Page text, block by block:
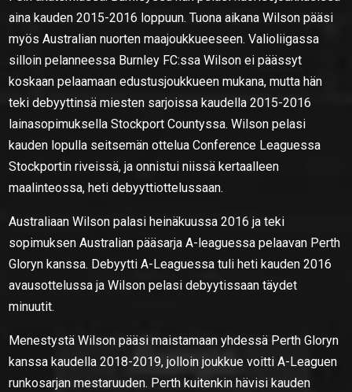
aina kauden 2015-2016 loppuun. Tuona aikana Wilson pääsi
myös Australian nuorten maajoukkueeseen. Valioliigassa
silloin pelanneessa Burnley FC:ssa Wilson ei päässyt
koskaan pelaamaan edustusjoukkueen mukana, mutta hän
teki debyyttinsä miesten sarjoissa kaudella 2015-2016
lainasopimuksella Stockport Countyssa. Wilson pelasi
kauden lopulla seitsemän ottelua Conference Leaguessa
Stockportin riveissä, ja onnistui niissä kertaalleen
maalinteossa, heti debyyttiottelussaan.
Australiaan Wilson palasi heinäkuussa 2016 ja teki
sopimuksen Australian pääsarja A-leaguessa pelaavan Perth
Gloryn kanssa. Debyytti A-Leaguessa tuli heti kauden 2016
avausottelussa ja Wilson pelasi debyytissaan täydet
minuutit.
Menestystä Wilson pääsi maistamaan yhdessä Perth Gloryn
kanssa kaudella 2018-2019, jolloin joukkue voitti A-Leaguen
runkosarjan mestaruuden. Perth kuitenkin hävisi kauden